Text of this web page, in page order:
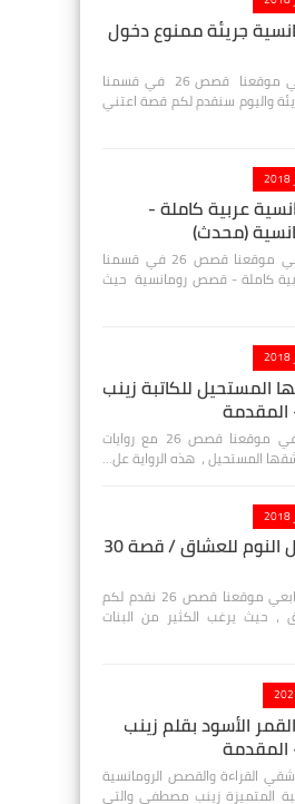
جريئة ممنوع دخول
مرحباً بكم أصدقائي وأحبابي في موقعنا قصص 26 في قسمنا
واليوم سنقدم لكم قصة اعتني
عربية كاملة -
(محدث)
مرحباً بكم أصدقائي وأحبابي في موقعنا قصص 26 في قسمنا
كاملة - قصص رومانسية حيث
المستحيل للكاتبة زينب
مرحباً بكم أصدقائي وأحبابي في موقعنا قصص 26 مع روايات
المستحيل ، هذه الرواية عل…
حواديت قبل النوم للعشاق / قصة 30
مرحباً بكم جميع أصدقائي ومتابعي موقعنا قصص 26 نقدم لكم
، حيث يرغب الكثير من البنات
الأسود بقلم زينب
القراءة والقصص الرومانسية
المتميزة زينب مصطفى والتي